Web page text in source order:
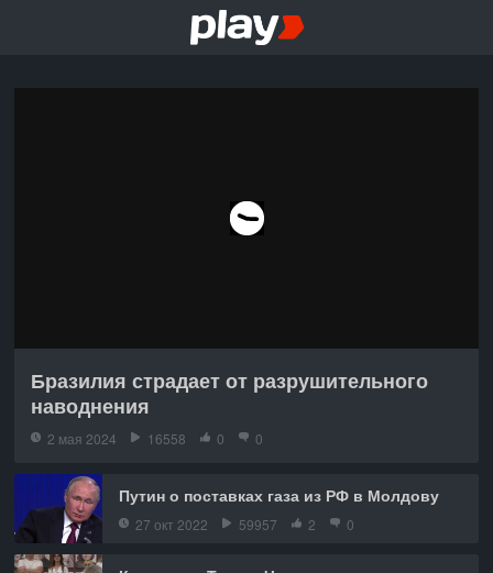
Бразилия страдает от разрушительного
наводнения
2 мая 2024 16558 0 0
Путин о поставках газа из РФ в Молдову
27 окт 2022 59957 2 0